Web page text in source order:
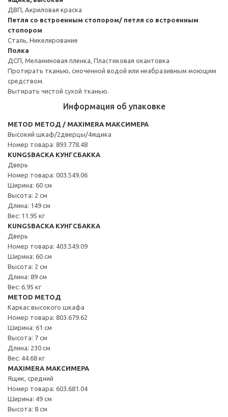
ДВП, Акриловая краска
Петля со встроенным стопором/ петля со встроенным
стопором
Сталь, Никелирование
Полка
ДСП, Меламиновая пленка, Пластиковая окантовка
Протирать тканью, смоченной водой или неабразивным моющим
средством.
Вытирать чистой сухой тканью.
Информация об упаковке
METOD МЕТОД / MAXIMERA МАКСИМЕРА
Высокий шкаф/2дверцы/4ящика
Номер товара: 893.778.48
KUNGSBACKA КУНГСБАККА
Дверь
Номер товара: 003.549.06
Ширина: 60 см
Высота: 2 см
Длина: 149 см
Вес: 11.95 кг
KUNGSBACKA КУНГСБАККА
Дверь
Номер товара: 403.549.09
Ширина: 60 см
Высота: 2 см
Длина: 89 см
Вес: 6.95 кг
METOD МЕТОД
Каркас высокого шкафа
Номер товара: 803.679.62
Ширина: 61 см
Высота: 7 см
Длина: 230 см
Вес: 44.68 кг
MAXIMERA МАКСИМЕРА
Ящик, средний
Номер товара: 603.681.04
Ширина: 49 см
Высота: 8 см